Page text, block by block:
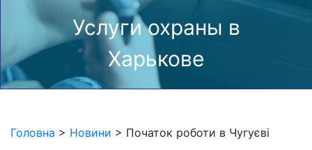
Услуги охраны в
Харькове
Головна > Новини > Початок роботи в Чугуєві